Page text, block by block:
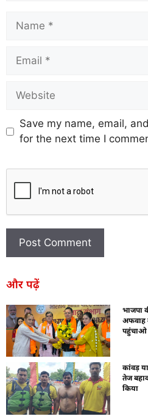
Save my name, email,
for the next time I
और पढ़ें
भाजपा
अफवाह
पहुंचाओ
कांवड़
तेज
किया